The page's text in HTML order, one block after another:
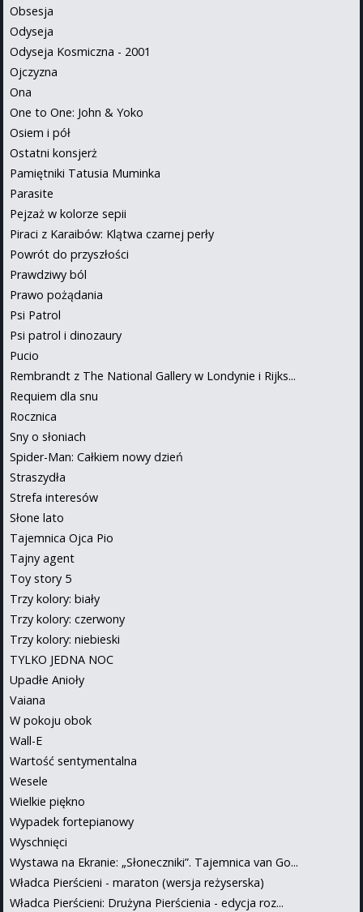
Obsesja
Odyseja
Odyseja Kosmiczna - 2001
Ojczyzna
Ona
One to One: John & Yoko
Osiem i pół
Ostatni konsjerż
Pamiętniki Tatusia Muminka
Parasite
Pejzaż w kolorze sepii
Piraci z Karaibów: Klątwa czarnej perły
Powrót do przyszłości
Prawdziwy ból
Prawo pożądania
Psi Patrol
Psi patrol i dinozaury
Pucio
Rembrandt z The National Gallery w Londynie i Rijks...
Requiem dla snu
Rocznica
Sny o słoniach
Spider-Man: Całkiem nowy dzień
Straszydła
Strefa interesów
Słone lato
Tajemnica Ojca Pio
Tajny agent
Toy story 5
Trzy kolory: biały
Trzy kolory: czerwony
Trzy kolory: niebieski
TYLKO JEDNA NOC
Upadłe Anioły
Vaiana
W pokoju obok
Wall-E
Wartość sentymentalna
Wesele
Wielkie piękno
Wypadek fortepianowy
Wyschnięci
Wystawa na Ekranie: „Słoneczniki”. Tajemnica van Go...
Władca Pierścieni - maraton (wersja reżyserska)
Władca Pierścieni: Drużyna Pierścienia - edycja roz...